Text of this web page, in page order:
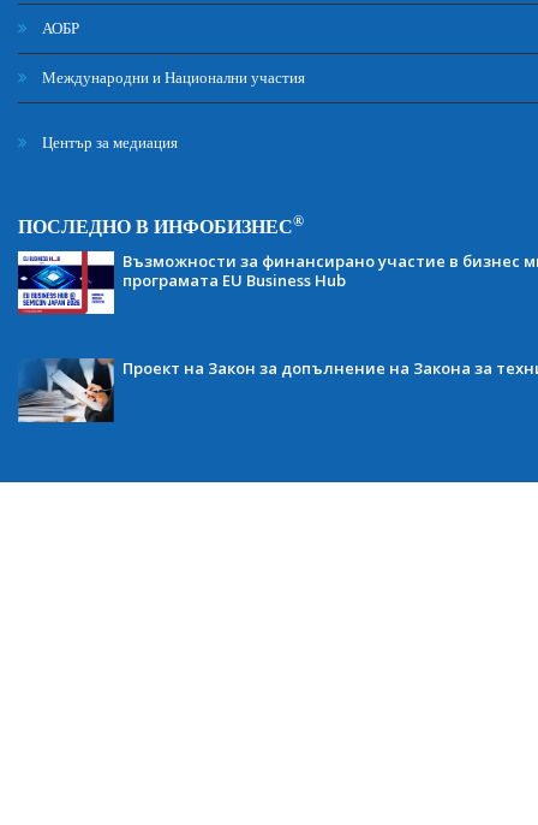
АОБР
Международни и Национални участия
Център за медиация
ПОСЛЕДНО В ИНФОБИЗНЕС®
Възможности за финансирано участие в бизнес
програмата EU Business Hub
Проект на Закон за допълнение на Закона за